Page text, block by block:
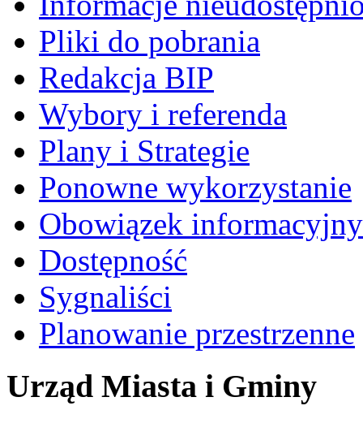
Pliki do pobrania
Redakcja BIP
Wybory i referenda
Plany i Strategie
Ponowne wykorzystanie
Obowiązek informacyjny
Dostępność
Sygnaliści
Planowanie przestrzenne
Urząd Miasta i Gminy